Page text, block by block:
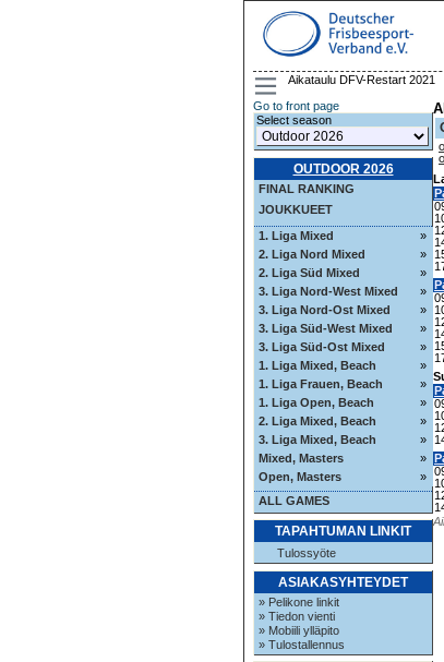
Aikataulu DFV-Restart 2021
Go to front page
Select season
OUTDOOR 2026
FINAL RANKING
JOUKKUEET
1. Liga Mixed
»
2. Liga Nord Mixed
»
2. Liga Süd Mixed
»
3. Liga Nord-West Mixed
»
3. Liga Nord-Ost Mixed
»
3. Liga Süd-West Mixed
»
3. Liga Süd-Ost Mixed
»
1. Liga Mixed, Beach
»
1. Liga Frauen, Beach
»
1. Liga Open, Beach
»
2. Liga Mixed, Beach
»
3. Liga Mixed, Beach
»
Mixed, Masters
»
Open, Masters
»
ALL GAMES
TAPAHTUMAN LINKIT
Tulossyöte
ASIAKASYHTEYDET
» Pelikone linkit
» Tiedon vienti
» Mobiili ylläpito
» Tulostallennus